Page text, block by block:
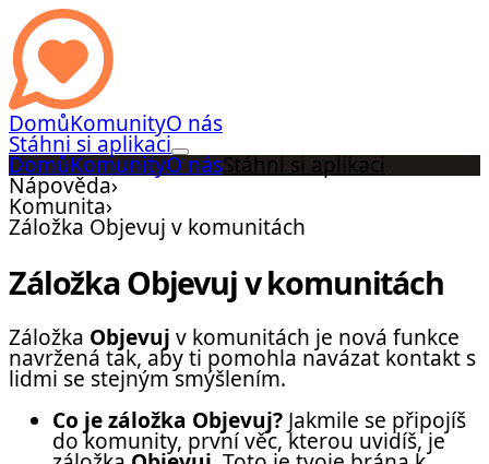
DomůKomunityO nás
Stáhni si aplikaci
DomůKomunityO násStáhni si aplikaci
Nápověda›
Komunita›
Záložka Objevuj v komunitách
Záložka Objevuj v komunitách
Záložka Objevuj v komunitách je nová funkce
navržená tak, aby ti pomohla navázat kontakt s
lidmi se stejným smýšlením.
Co je záložka Objevuj? Jakmile se připojíš
do komunity, první věc, kterou uvidíš, je